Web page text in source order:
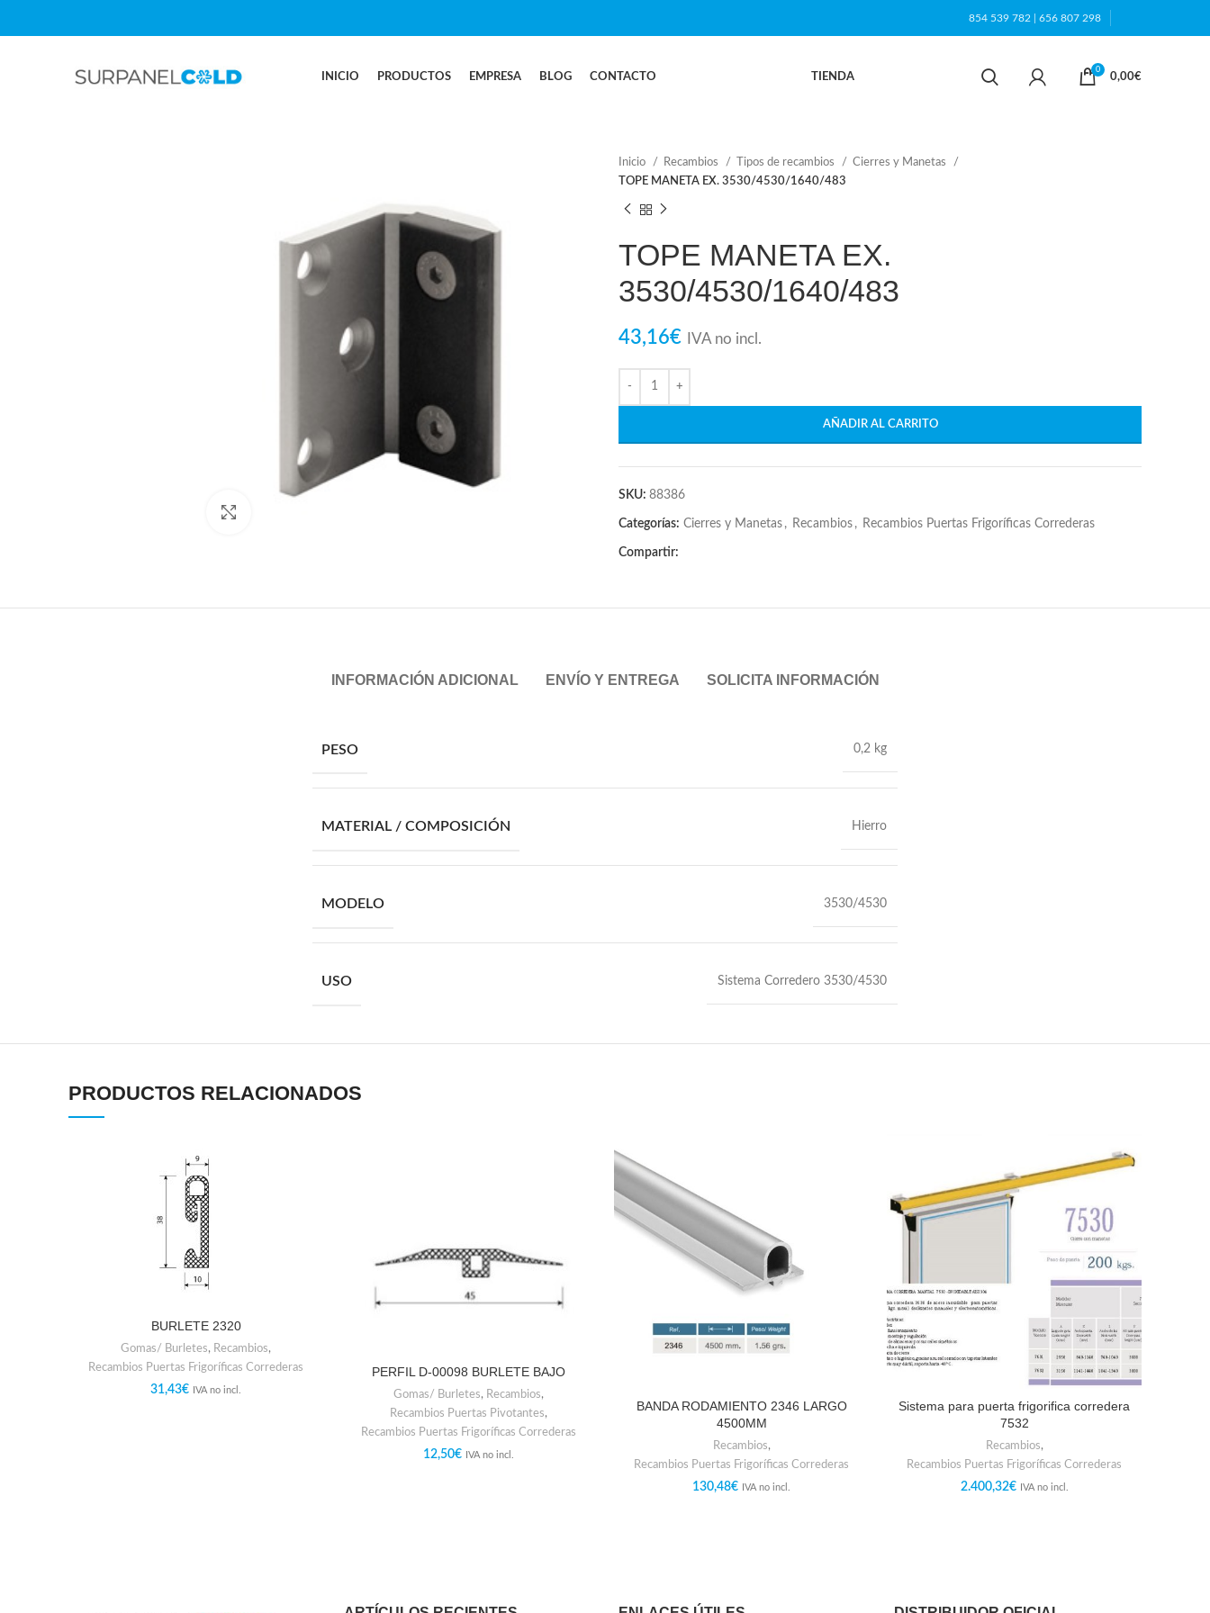
854 539 782 656 807 298
INICIO PRODUCTOS EMPRESA BLOG CONTACTO TIENDA
0
0,00€
Inicio Recambios Tipos de recambios
Cierres y Manetas
TOPE MANETA EX. 3530/4530/1640/483
TOPE MANETA EX.
3530/4530/1640/483
43,16€ IVA no incl.
AÑADIR AL CARRITO
SKU: 88386
Categorías: Cierres y Manetas , Recambios , Recambios Puertas Frigoríficas Correderas
Compartir:
INFORMACIÓN ADICIONAL ENVÍO Y ENTREGA SOLICITA INFORMACIÓN
PESO 0,2 kg
MATERIAL / COMPOSICIÓN Hierro
MODELO 3530/4530
USO Sistema Corredero 3530/4530
PRODUCTOS RELACIONADOS
BURLETE 2320
Gomas/ Burletes, Recambios,
Recambios Puertas Frigoríficas Correderas
31,43€ IVA no incl.
PERFIL D-00098 BURLETE BAJO
Gomas/ Burletes, Recambios,
Recambios Puertas Pivotantes,
Recambios Puertas Frigoríficas Correderas
12,50€ IVA no incl.
BANDA RODAMIENTO 2346 LARGO
4500MM
Recambios,
Recambios Puertas Frigoríficas Correderas
130,48€ IVA no incl.
Sistema para puerta frigorifica corredera
7532
Recambios,
Recambios Puertas Frigoríficas Correderas
2.400,32€ IVA no incl.